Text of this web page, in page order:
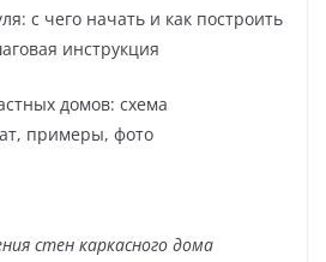
с чего начать и как построить
инструкция
домов: схема
примеры, фото
стен каркасного дома